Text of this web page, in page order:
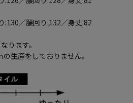
:130／腰回り:132／身丈:82
ります。
生産をしておりません。